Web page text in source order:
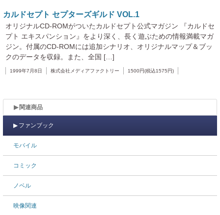
カルドセプト セプターズギルド VOL.1
オリジナルCD-ROMがついたカルドセプト公式マガジン 『カルドセ
プト エキスパンション』をより深く、長く遊ぶための情報満載マガ
ジン。付属のCD-ROMには追加シナリオ、オリジナルマップ＆ブッ
クのデータを収録。また、全国 […]
1999年7月8日 株式会社メディアファクトリー 1500円(税込1575円)
関連商品
ファンブック
モバイル
コミック
ノベル
映像関連